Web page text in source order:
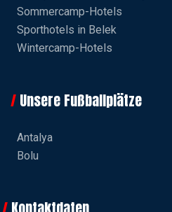
Sommercamp-Hotels
Sporthotels in Belek
Wintercamp-Hotels
Unsere Fußballplätze
Antalya
Bolu